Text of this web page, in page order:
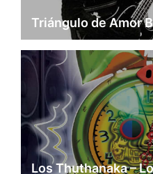
Triángulo de Amor
Los Thuthanaka –